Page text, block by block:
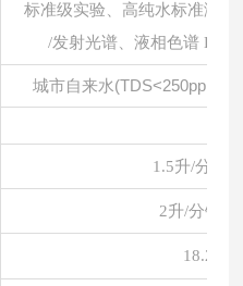
标准级实验、高纯水标准溶
/发射光谱、液相色谱
城市自来水(TDS<250ppm
1.5升/分钟(
2升/分钟(